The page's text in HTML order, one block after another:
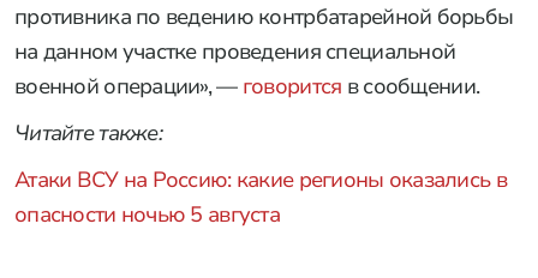
противника по ведению контрбатарейной борьбы
на данном участке проведения специальной
военной операции», — говорится в сообщении.
Читайте также:
Атаки ВСУ на Россию: какие регионы оказались в
опасности ночью 5 августа